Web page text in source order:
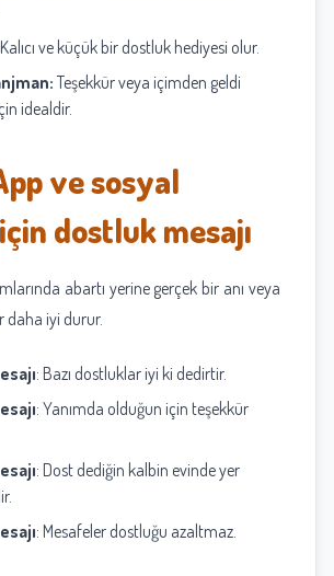
Kalıcı ve küçük bir dostluk hediyesi olur.
Teşekkür veya içimden geldi
idealdir.
ve sosyal
dostluk mesajı
abartı yerine gerçek bir anı veya
daha iyi durur.
: Bazı dostluklar iyi ki dedirtir.
: Yanımda olduğun için teşekkür
: Dost dediğin kalbin evinde yer
: Mesafeler dostluğu azaltmaz.